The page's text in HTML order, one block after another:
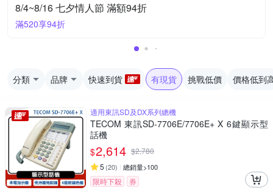
8/4~8/16 七夕情人節 滿額94折
滿520享94折
分類 品牌 快速到貨 有現貨 挑戰低價 價格低到
適用東訊SD及DX系列總機
TECOM 東訊SD-7706E/7706E+ X 6鍵顯示型
話機
$2,614 $2,780
5 (20) 總銷量>100
限時下殺
券